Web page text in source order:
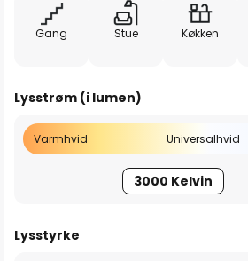
Gang Stue Køkken
Lysstrøm (i lumen)
Varmhvid Universalhvid
3000 Kelvin
Lysstyrke